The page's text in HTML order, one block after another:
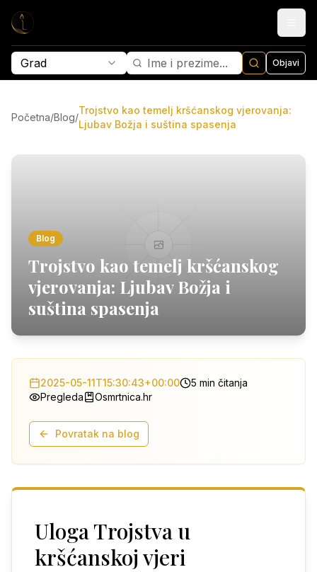
Grad Objavi
Početna/Blog/
Trojstvo kao temelj kršćanskog vjerovanja:
Ljubav Božja i suština spasenja
Blog
Trojstvo kao temelj kršćanskog
vjerovanja: Ljubav Božja i
suština spasenja
2025-05-11T15:30:43+00:00
5 min čitanja
Pregleda
Osmrtnica.hr
Povratak na blog
Uloga Trojstva u
kršćanskoj vjeri